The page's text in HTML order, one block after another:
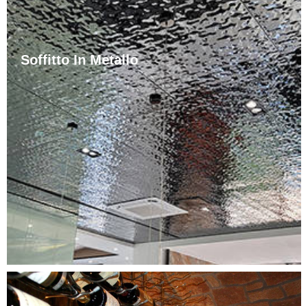
Soffitto In Metallo
Il colore del soffitto in acciaio inossidabile è bianco
argenteo e lucido. Il soffitto in acciaio inossidabile può
anche essere verniciato in diversi colori in base alle
esigenze del cliente. I soffitti in acciaio inossidabile
non sono facili da arrugginire, sono facili da pulire e
sono durevoli. I soffitti in acciaio inossidabile sono
ampiamente utilizzati nelle aree residenziali.